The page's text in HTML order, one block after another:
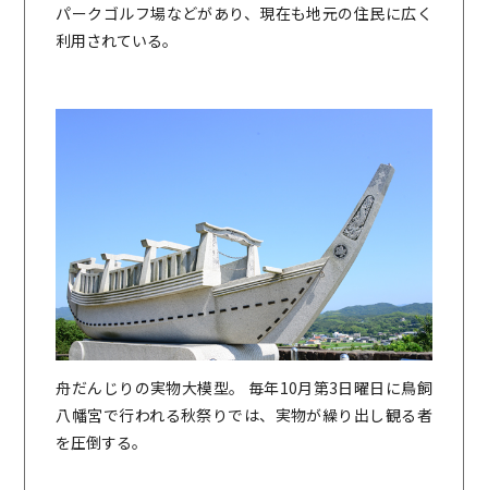
パークゴルフ場などがあり、現在も地元の住民に広く
利用されている。
舟だんじりの実物大模型。 毎年10月第3日曜日に鳥飼
八幡宮で行われる秋祭りでは、実物が繰り出し観る者
を圧倒する。